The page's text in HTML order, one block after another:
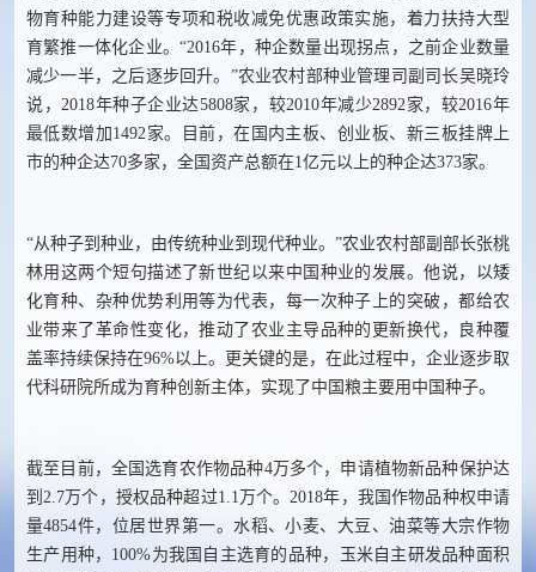
物育种能力建设等专项和税收减免优惠政策实施，着力扶持大型
育繁推一体化企业。“2016年，种企数量出现拐点，之前企业数量
减少一半，之后逐步回升。”农业农村部种业管理司副司长吴晓玲
说，2018年种子企业达5808家，较2010年减少2892家，较2016年
最低数增加1492家。目前，在国内主板、创业板、新三板挂牌上
市的种企达70多家，全国资产总额在1亿元以上的种企达373家。
“从种子到种业，由传统种业到现代种业。”农业农村部副部长张桃
林用这两个短句描述了新世纪以来中国种业的发展。他说，以矮
化育种、杂种优势利用等为代表，每一次种子上的突破，都给农
业带来了革命性变化，推动了农业主导品种的更新换代，良种覆
盖率持续保持在96%以上。更关键的是，在此过程中，企业逐步取
代科研院所成为育种创新主体，实现了中国粮主要用中国种子。
截至目前，全国选育农作物品种4万多个，申请植物新品种保护达
到2.7万个，授权品种超过1.1万个。2018年，我国作物品种权申请
量4854件，位居世界第一。水稻、小麦、大豆、油菜等大宗作物
生产用种，100%为我国自主选育的品种，玉米自主研发品种面积